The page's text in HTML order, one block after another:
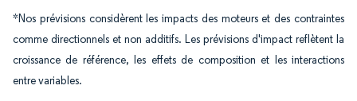
*Nos prévisions considèrent les impacts des moteurs et des contraintes
comme directionnels et non additifs. Les prévisions d'impact reflètent la
croissance de référence, les effets de composition et les interactions
entre variables.